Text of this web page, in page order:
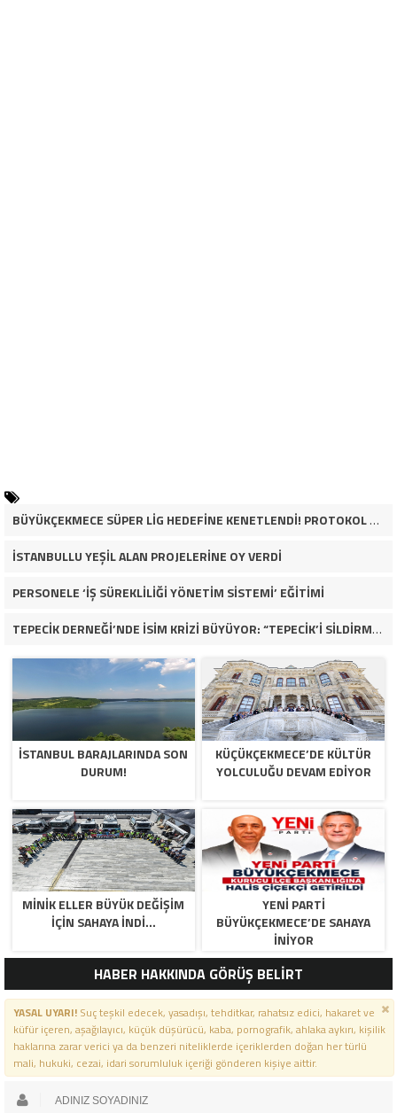
BÜYÜKÇEKMECE SÜPER LİG HEDEFİNE KENETLENDİ! PROTOKOL VE İŞ DÜNYASINDAN BASKETBOL TAKIMINA TAM DESTEK…
İSTANBULLU YEŞİL ALAN PROJELERİNE OY VERDİ
PERSONELE ‘İŞ SÜREKLİLİĞİ YÖNETİM SİSTEMİ’ EĞİTİMİ
TEPECİK DERNEĞİ’NDE İSİM KRİZİ BÜYÜYOR: “TEPECİK’İ SİLDİRMEYECEĞİZ”
İSTANBUL BARAJLARINDA SON
DURUM!
KÜÇÜKÇEKMECE’DE KÜLTÜR
YOLCULUĞU DEVAM EDİYOR
MİNİK ELLER BÜYÜK DEĞİŞİM
İÇİN SAHAYA İNDİ…
YENİ PARTİ
BÜYÜKÇEKMECE’DE SAHAYA
İNİYOR
HABER HAKKINDA GÖRÜŞ BELİRT
YASAL UYARI!Suç teşkil edecek, yasadışı, tehditkar, rahatsız edici, hakaret ve
küfür içeren, aşağılayıcı, küçük düşürücü, kaba, pornografik, ahlaka aykırı, kişilik
haklarına zarar verici ya da benzeri niteliklerde içeriklerden doğan her türlü
mali, hukuki, cezai, idari sorumluluk içeriği gönderen kişiye aittir.